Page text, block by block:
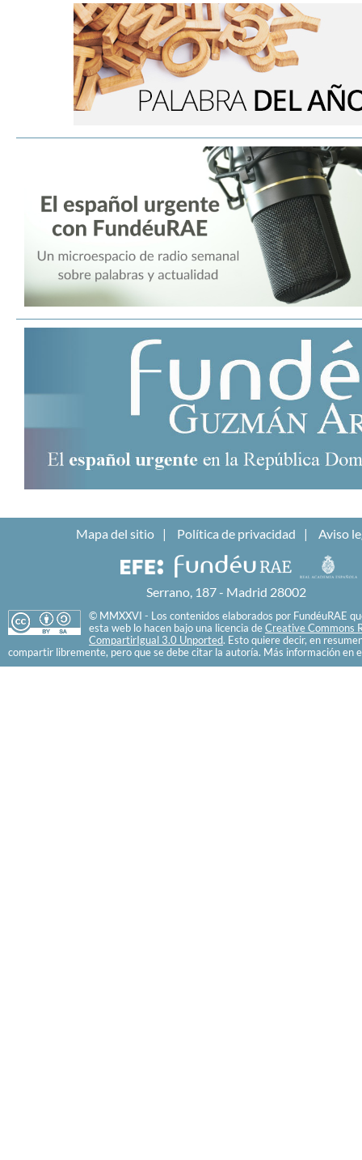
Mapa del sitio Política de privacidad Aviso
Serrano, 187 - Madrid 28002
© MMXXVI - Los contenidos elaborados por FundéuRAE
esta web lo hacen bajo una licencia de Creative Commons
CompartirIgual 3.0 Unported. Esto quiere decir, en
compartir libremente, pero que se debe citar la autoría. Más información en